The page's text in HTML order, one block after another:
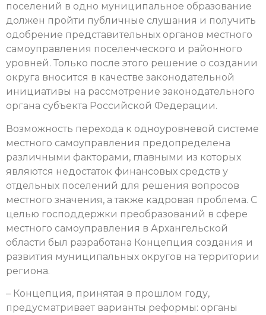
поселений в одно муниципальное образование
должен пройти публичные слушания и получить
одобрение представительных органов местного
самоуправления поселенческого и районного
уровней. Только после этого решение о создании
округа вносится в качестве законодательной
инициативы на рассмотрение законодательного
органа субъекта Российской Федерации.
Возможность перехода к одноуровневой системе
местного самоуправления предопределена
различными факторами, главными из которых
являются недостаток финансовых средств у
отдельных поселений для решения вопросов
местного значения, а также кадровая проблема. С
целью господдержки преобразований в сфере
местного самоуправления в Архангельской
области был разработана Концепция создания и
развития муниципальных округов на территории
региона.
– Концепция, принятая в прошлом году,
предусматривает варианты реформы: органы